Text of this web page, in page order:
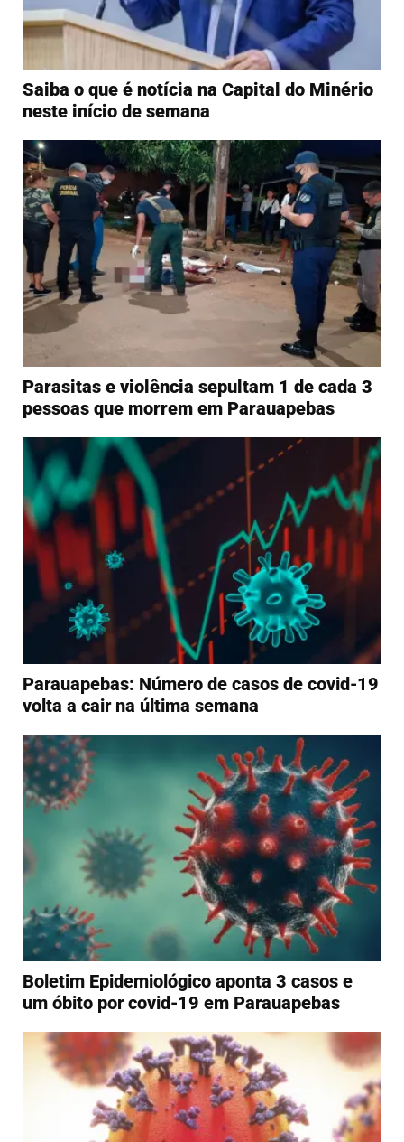
Saiba o que é notícia na Capital do Minério
neste início de semana
Parasitas e violência sepultam 1 de cada 3
pessoas que morrem em Parauapebas
Parauapebas: Número de casos de covid-19
volta a cair na última semana
Boletim Epidemiológico aponta 3 casos e
um óbito por covid-19 em Parauapebas